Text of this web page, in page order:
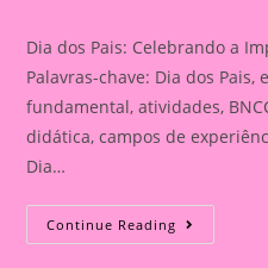
Dia dos Pais: Celebrando a
Palavras-chave: Dia dos
fundamental, atividades,
didática, campos de
Dia…
Continue Reading Cartão
Lembrança